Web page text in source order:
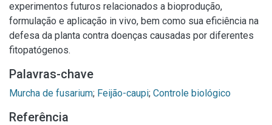
experimentos futuros relacionados a bioprodução,
formulação e aplicação in vivo, bem como sua eficiência na
defesa da planta contra doenças causadas por diferentes
fitopatógenos.
Palavras-chave
Murcha de fusarium; Feijão-caupi; Controle biológico
Referência